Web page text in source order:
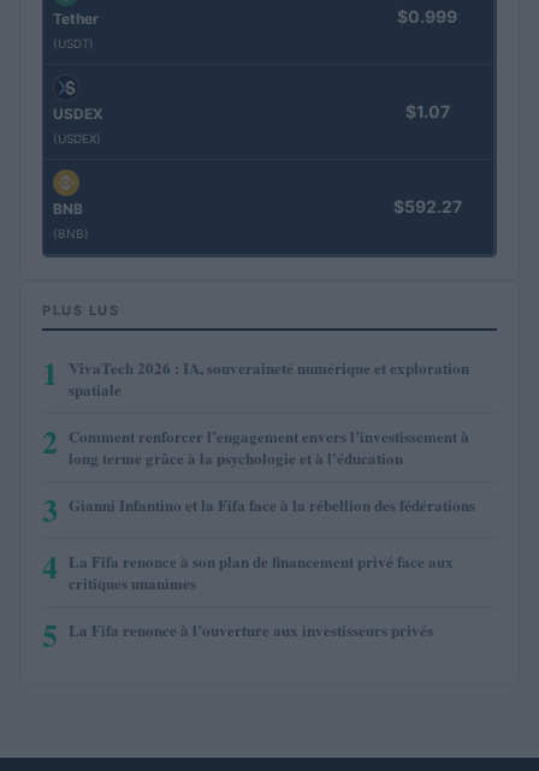
Tether
(USDT)
$0.999
USDEX
(USDEX)
$1.07
BNB
(BNB)
$592.27
PLUS LUS
1
VivaTech 2026 : IA, souveraineté numérique et exploration
spatiale
2 Comment renforcer l’engagement envers l’investissement à
long terme grâce à la psychologie et à l’éducation
3 Gianni Infantino et la Fifa face à la rébellion des fédérations
4 La Fifa renonce à son plan de financement privé face aux
critiques unanimes
5 La Fifa renonce à l’ouverture aux investisseurs privés